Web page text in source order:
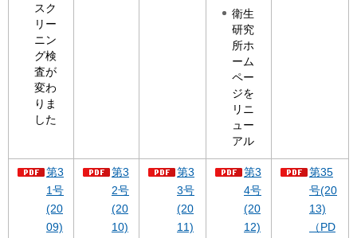
スク
リー
ニン
グ検
査が
変わ
りま
した
衛生
研究
所ホ
ーム
ペー
ジを
リニ
ュー
アル
第3
1号
(20
09)
第3
2号
(20
10)
第3
3号
(20
11)
第3
4号
(20
12)
第35
号(20
13)
（PD